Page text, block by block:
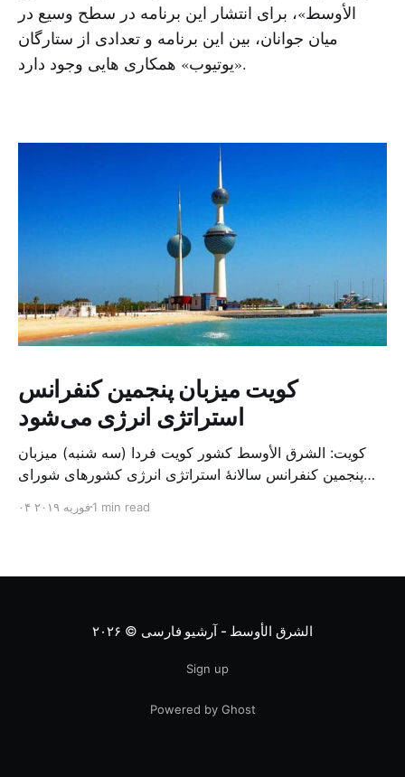
الأوسط»، برای انتشار این برنامه در سطح وسیع در
میان جوانان، بین این برنامه و تعدادی از ستارگان
«یوتیوب» همکاری هایی وجود دارد.
کویت میزبان پنجمین کنفرانس
استراتژی انرژی می‌شود
کویت: الشرق الأوسط کشور کویت فردا (سه شنبه) میزبان
پنجمین کنفرانس سالانهٔ استراتژی انرژی کشورهای شورای
متخصص از شرکت‌های جهانی نفت و گاز در این کنفرانس
۰۴ فوریه ۲۰۱۹1 min read
الشرق الأوسط - آرشیو فارسی © ۲۰۲۶
Sign up
Powered by Ghost